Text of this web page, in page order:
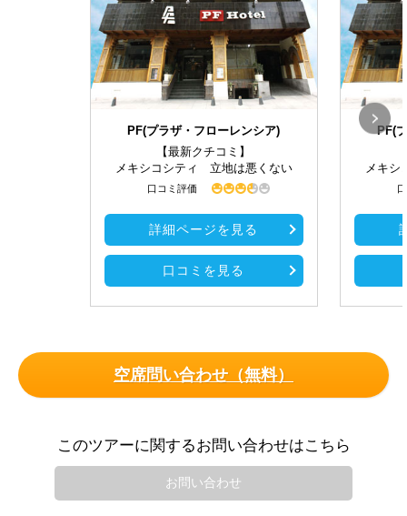
PF(プラザ・フローレンシア)
【最新クチコミ】
メキシコシティ 立地は悪くない
口コミ評価
詳細ページを見る
口コミを見る
PF(
メキシ
空席問い合わせ（無料）
このツアーに関するお問い合わせはこちら
お問い合わせ